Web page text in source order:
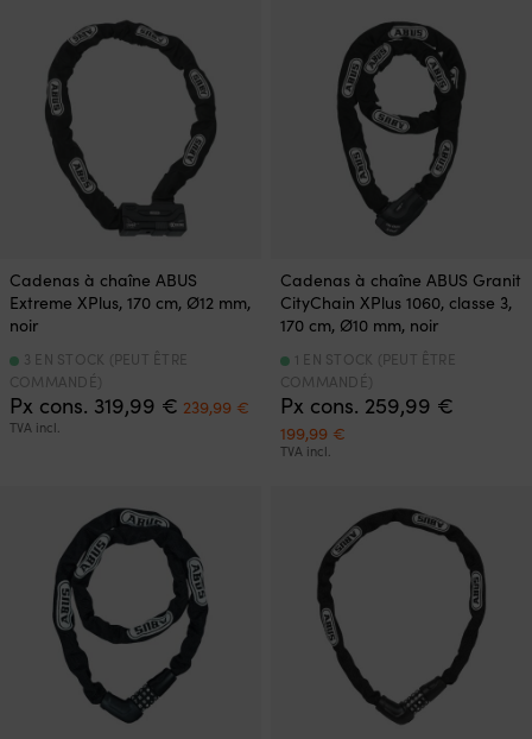
Cadenas à chaîne ABUS
Extreme XPlus, 170 cm, Ø12 mm,
noir
Px cons. 319,99 € Le
prix
239,99 €
prix
actuel
TVA incl.
3 EN STOCK (PEUT ÊTRE
COMMANDÉ)
Cadenas à chaîne ABUS Granit
CityChain XPlus 1060, classe 3,
170 cm, Ø10 mm, noir
Px cons. 259,99 €
Le
prix
259,99 €.
199,99 €Le
199,99 €.
TVA incl.
1 EN STOCK (PEUT ÊTRE
COMMANDÉ)